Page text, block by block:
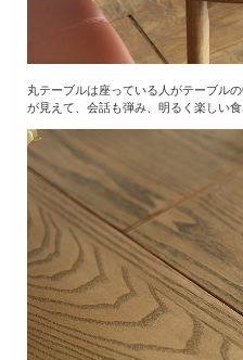
丸テーブルは座っている人がテーブル
が見えて、会話も弾み、明るく楽しい